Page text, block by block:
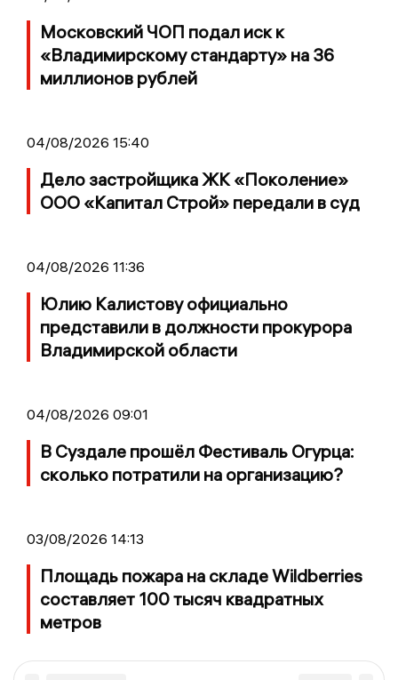
Московский ЧОП подал иск к
«Владимирскому стандарту» на 36
миллионов рублей
04/08/2026 15:40
Дело застройщика ЖК «Поколение»
ООО «Капитал Строй» передали в суд
04/08/2026 11:36
Юлию Калистову официально
представили в должности прокурора
Владимирской области
04/08/2026 09:01
В Суздале прошёл Фестиваль Огурца:
сколько потратили на организацию?
03/08/2026 14:13
Площадь пожара на складе Wildberries
составляет 100 тысяч квадратных
метров